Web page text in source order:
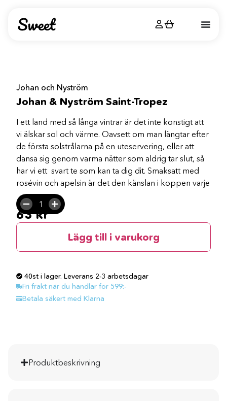
Johan och Nyström
Johan & Nyström Saint-Tropez
I ett land med så långa vintrar är det inte konstigt att
vi älskar sol och värme. Oavsett om man längtar efter
de första solstrålarna på en uteservering, eller att
dansa sig genom varma nätter som aldrig tar slut, så
har vi ett svart te som kan ta dig dit. Smaksatt med
rosévin och apelsin är det den känslan i koppen varje
gång. 100g Temperatur: 95-100 grader Mängd: 1
tsk/2dl Tid: 2-4 min
63kr
Lägg till i varukorg
40st i lager. Leverans 2-3 arbetsdagar
Fri frakt när du handlar för 599:-
Betala säkert med Klarna
Produktbeskrivning